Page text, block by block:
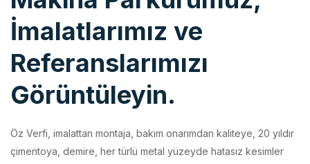
Referanslarımızı
Görüntüleyin.
Öz Verfi, imalattan montaja, bakım onarımdan kaliteye, 20 yıldır
yapıyor, isteklerinizi en kısa sürede sizlerle buluşturuyor.
Makina parkurumuzu, imalatlarımızı ve referanslarımızı aşağıdan